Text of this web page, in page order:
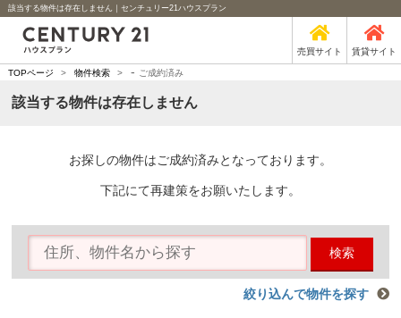
該当する物件は存在しません｜センチュリー21ハウスプラン
売買サイト 賃貸サイト
TOPページ > 物件検索 > - ご成約済み
該当する物件は存在しません
お探しの物件はご成約済みとなっております。
下記にて再建策をお願いたします。
検索
絞り込んで物件を探す